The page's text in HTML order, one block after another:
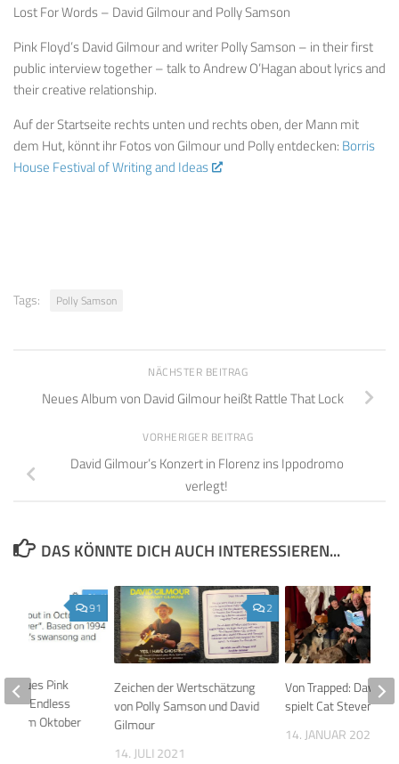
Lost For Words – David Gilmour and Polly Samson
Pink Floyd’s David Gilmour and writer Polly Samson – in their first
public interview together – talk to Andrew O’Hagan about lyrics and
their creative relationship.
Auf der Startseite rechts unten und rechts oben, der Mann mit
dem Hut, könnt ihr Fotos von Gilmour und Polly entdecken: Borris
House Festival of Writing and Ideas
Tags: Polly Samson
NÄCHSTER BEITRAG
Neues Album von David Gilmour heißt Rattle That Lock
VORHERIGER BEITRAG
David Gilmour’s Konzert in Florenz ins Ippodromo
verlegt!
DAS KÖNNTE DICH AUCH INTERESSIEREN...
2
Zeichen der Wertschätzung
von Polly Samson und David
Gilmour
14. JULI 2021
Von Trapped: David
spielt Cat Stevens
14. JANUAR 2021
91
Neues Pink
The Endless
im Oktober